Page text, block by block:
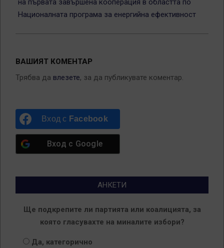
на първата завършена кооперация в областта по
Националната програма за енергийна ефективност
ВАШИЯТ КОМЕНТАР
Трябва да влезете, за да публикувате коментар.
Вход с Facebook
Вход с Google
АНКЕТИ
Ще подкрепите ли партията или коалицията, за
която гласувахте на миналите избори?
Да, категорично